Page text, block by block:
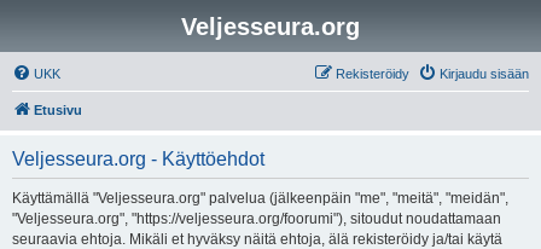
Veljesseura.org
UKK Kirjaudu sisään
Rekisteröidy
Etusivu
Veljesseura.org - Käyttöehdot
Käyttämällä "Veljesseura.org" palvelua (jälkeenpäin "me", "meitä", "meidän",
"Veljesseura.org", "https://veljesseura.org/foorumi"), sitoudut noudattamaan
seuraavia ehtoja. Mikäli et hyväksy näitä ehtoja, älä rekisteröidy ja/tai käytä